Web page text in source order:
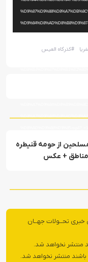
#گذرگاه العیس
از حومه قنیطره
مناطق + عکس
تحــولات جهــان
منتشر نخواهد شد.
باشند منتشر نخواهد شد.